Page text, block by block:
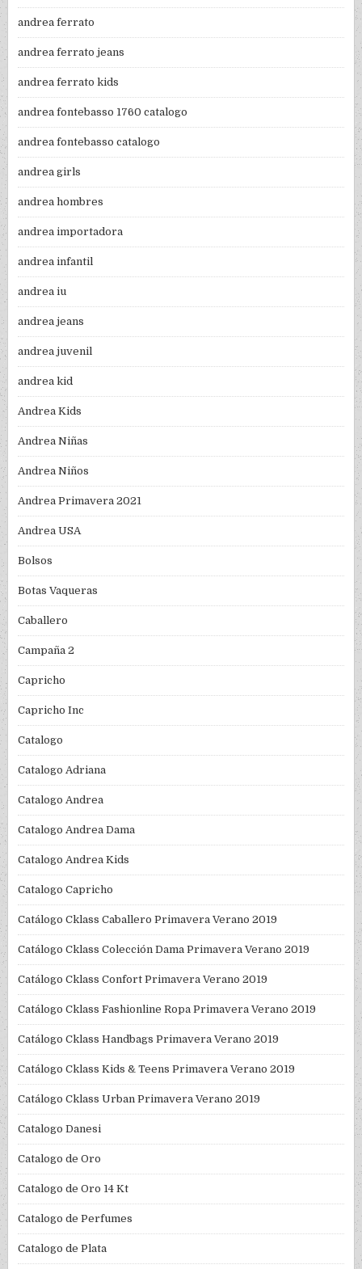
andrea ferrato
andrea ferrato jeans
andrea ferrato kids
andrea fontebasso 1760 catalogo
andrea fontebasso catalogo
andrea girls
andrea hombres
andrea importadora
andrea infantil
andrea iu
andrea jeans
andrea juvenil
andrea kid
Andrea Kids
Andrea Niñas
Andrea Niños
Andrea Primavera 2021
Andrea USA
Bolsos
Botas Vaqueras
Caballero
Campaña 2
Capricho
Capricho Inc
Catalogo
Catalogo Adriana
Catalogo Andrea
Catalogo Andrea Dama
Catalogo Andrea Kids
Catalogo Capricho
Catálogo Cklass Caballero Primavera Verano 2019
Catálogo Cklass Colección Dama Primavera Verano 2019
Catálogo Cklass Confort Primavera Verano 2019
Catálogo Cklass Fashionline Ropa Primavera Verano 2019
Catálogo Cklass Handbags Primavera Verano 2019
Catálogo Cklass Kids & Teens Primavera Verano 2019
Catálogo Cklass Urban Primavera Verano 2019
Catalogo Danesi
Catalogo de Oro
Catalogo de Oro 14 Kt
Catalogo de Perfumes
Catalogo de Plata